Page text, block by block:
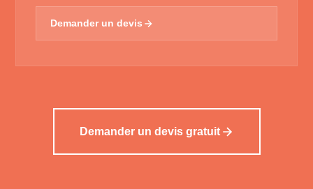
Demander un devis
Demander un devis gratuit